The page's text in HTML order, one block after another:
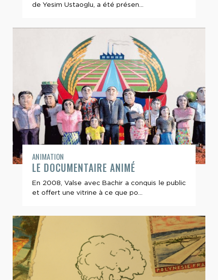
de Yesim Ustaoglu, a été présen...
ANIMATION
LE DOCUMENTAIRE ANIMÉ
En 2008, Valse avec Bachir a conquis le public
et offert une vitrine à ce que po...